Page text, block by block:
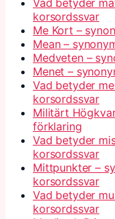
korsordssvar
Me Kort –
Mean –
Medveten –
Menet –
Vad betyder
korsordssvar
Militärt
förklaring
Vad betyder
korsordssvar
Mittpunkter –
korsordssvar
Vad betyder
korsordssvar